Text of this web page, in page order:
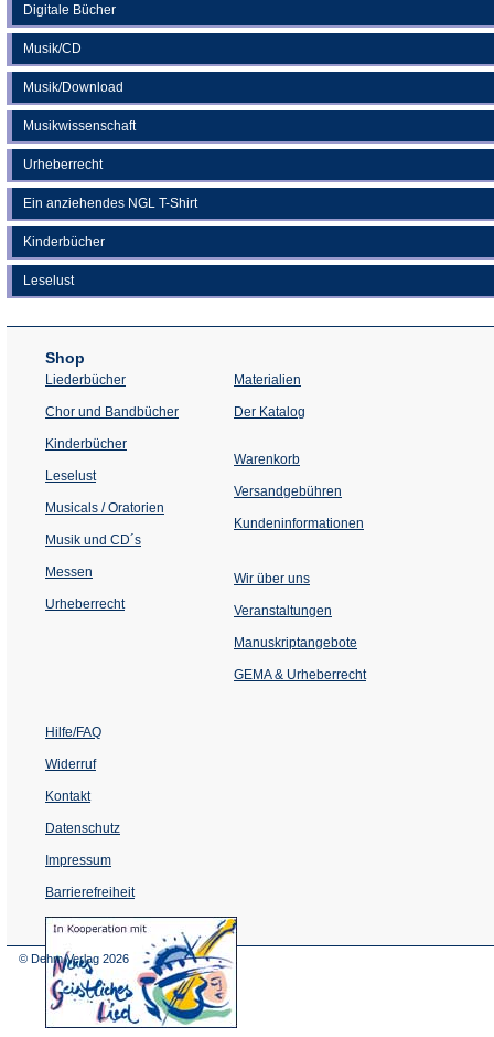
Digitale Bücher
Musik/CD
Musik/Download
Musikwissenschaft
Urheberrecht
Ein anziehendes NGL T-Shirt
Kinderbücher
Leselust
Shop
Liederbücher
Chor und Bandbücher
Kinderbücher
Leselust
Musicals / Oratorien
Musik und CD´s
Messen
Urheberrecht
Materialien
Der Katalog
Warenkorb
Versandgebühren
Kundeninformationen
Wir über uns
Veranstaltungen
einem
Tab)
Manuskriptangebote
GEMA & Urheberrecht
Hilfe/FAQ
Widerruf
Kontakt
Datenschutz
Impressum
Barrierefreiheit
(Öffnet
in
© Dehm Verlag 2026